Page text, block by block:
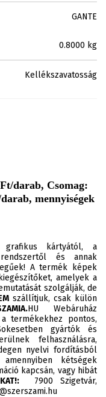
GANTE
0.8000 kg
Kellékszavatosság
darab, Csomag:
mennyiségek
kártyától, a
és annak
A termék képek
amelyek a
szolgálják, de
szállítjuk, csak külön
HU Webáruház
termékekhez pontos,
gyártók és
felhasználásra,
nyelvi fordításból
kétségek
kapcsán, vagy hibát
7900 Szigetvár,